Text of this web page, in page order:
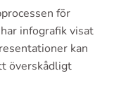
för
infografik visat
kan
överskådligt